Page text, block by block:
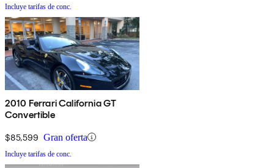
Incluye tarifas de conc.
2010 Ferrari California GT
Convertible
$85,599 Gran oferta
Incluye tarifas de conc.